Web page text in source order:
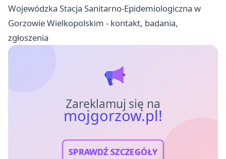
Wojewódzka Stacja Sanitarno-Epidemiologiczna w
Gorzowie Wielkopolskim - kontakt, badania,
zgłoszenia
Zareklamuj się na
mojgorzow.pl!
SPRAWDŹ SZCZEGÓŁY